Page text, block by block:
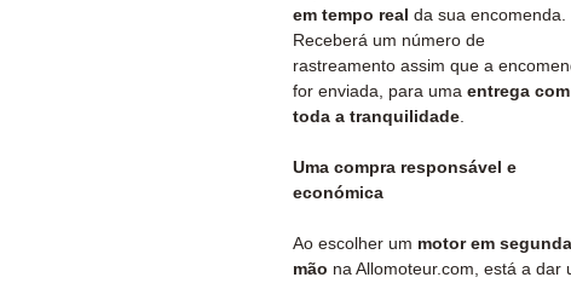
em tempo real da sua encomenda.
Receberá um número de
rastreamento assim que a
for enviada, para uma entrega com
toda a tranquilidade
Uma compra responsável e
económica
Ao escolher um motor em segunda
mão na Allomoteur.com, está a dar